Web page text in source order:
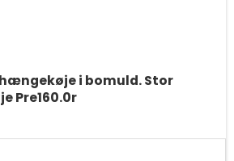
i bomuld. Stor
Pre160.0r